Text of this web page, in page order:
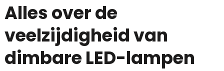
Alles over de
veelzijdigheid van
dimbare LED-lampen